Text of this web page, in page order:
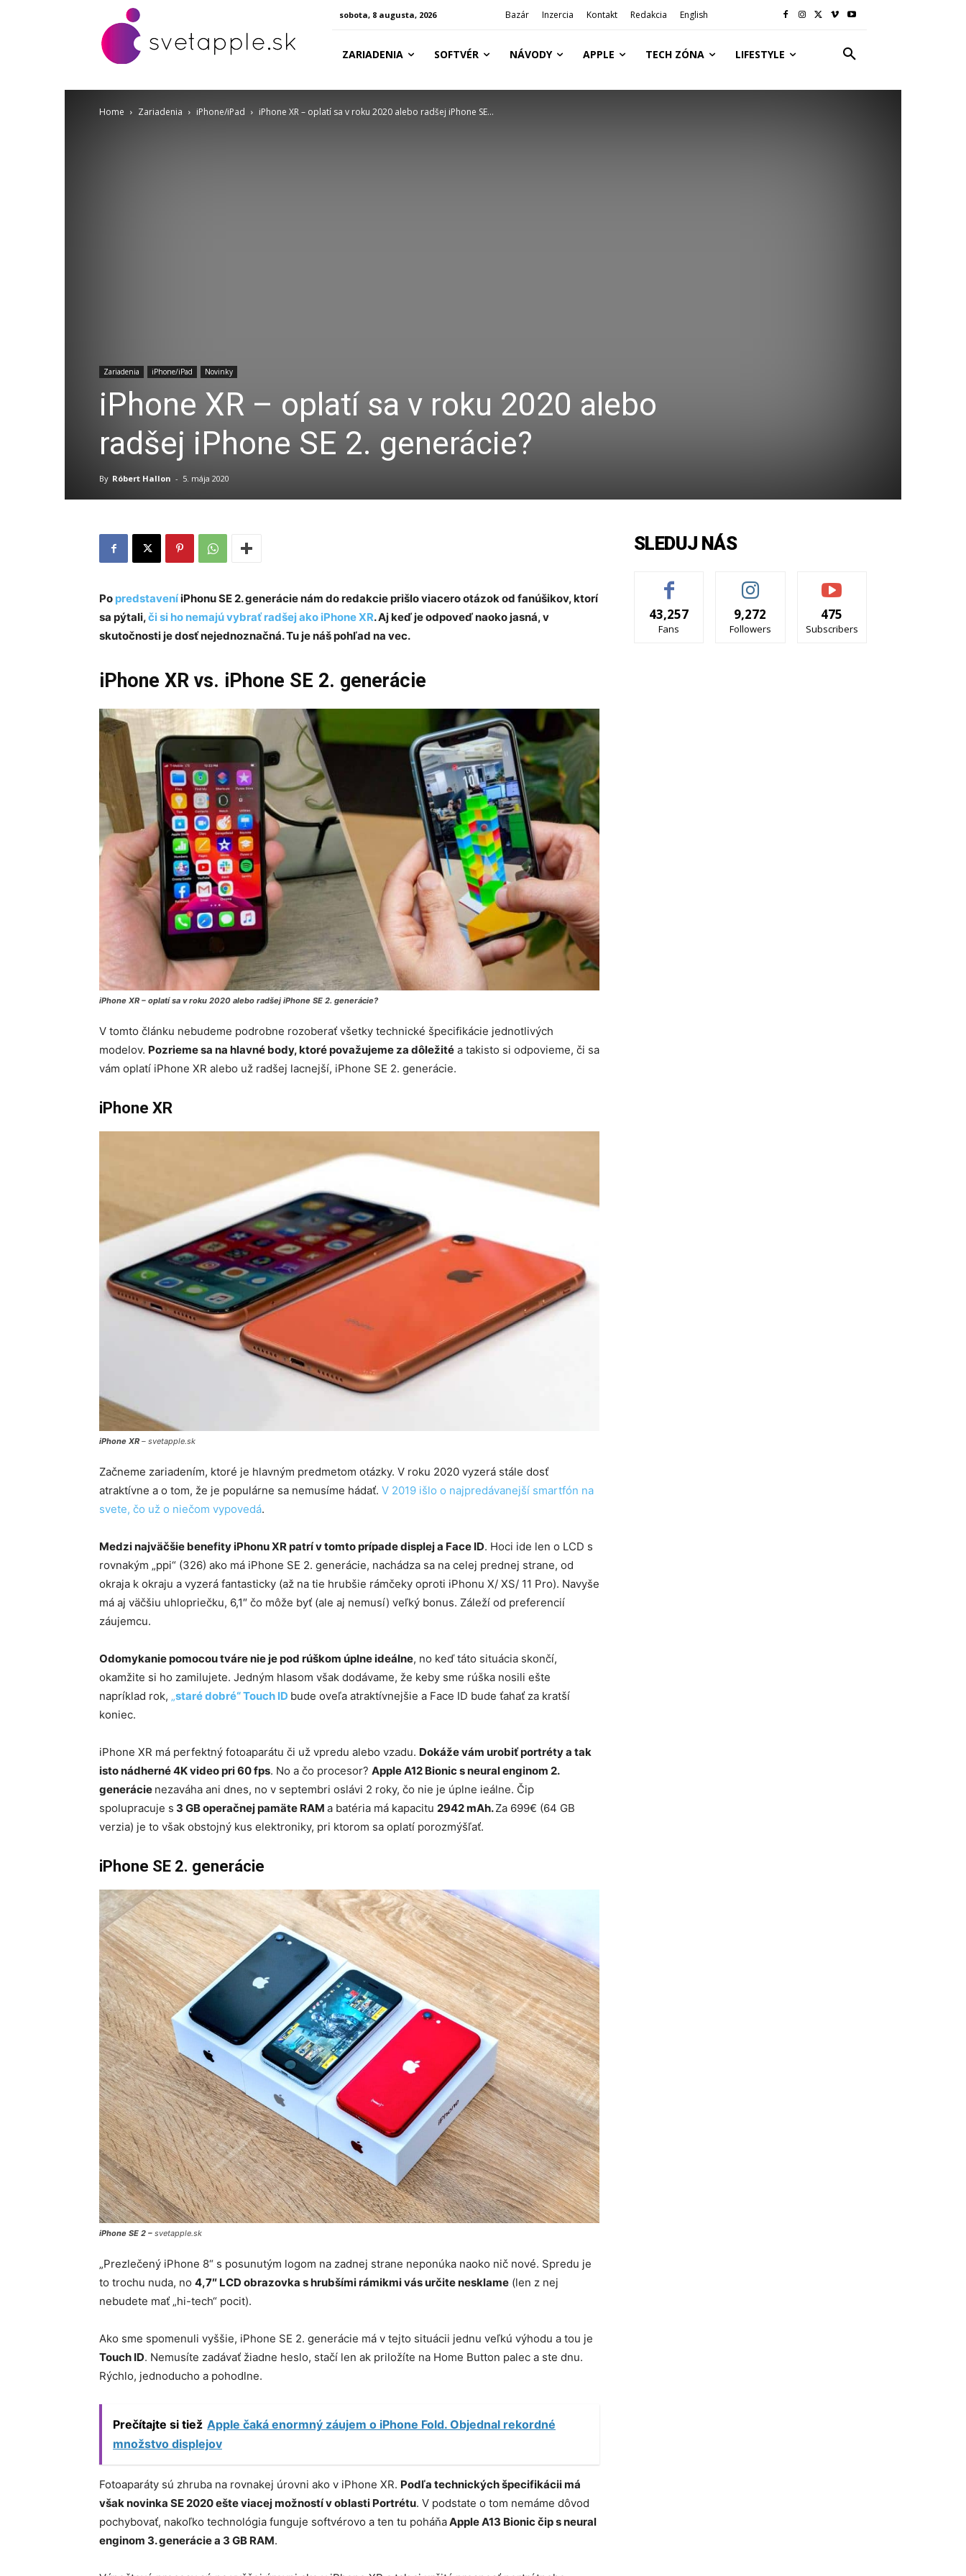
sobota, 8 augusta, 2026 Bazár Inzercia Kontakt Redakcia English
ZARIADENIA SOFTVÉR NÁVODY APPLE TECH ZÓNA LIFESTYLE
Home Zariadenia iPhone/iPad iPhone XR – oplatí sa v roku 2020 alebo radšej iPhone SE...
Zariadenia iPhone/iPad Novinky
iPhone XR – oplatí sa v roku 2020 alebo
radšej iPhone SE 2. generácie?
By Róbert Hallon - 5. mája 2020
Po predstaveníiPhonu SE 2. generácie nám do redakcie prišlo viacero otázok od fanúšikov, ktorí
sa pýtali,či si ho nemajú vybrať radšej ako iPhone XR. Aj keď je odpoveď naoko jasná, v
skutočnosti je dosť nejednoznačná. Tu je náš pohľad na vec.
iPhone XR vs. iPhone SE 2. generácie
iPhone XR – oplatí sa v roku 2020 alebo radšej iPhone SE 2. generácie?
V tomto článku nebudeme podrobne rozoberať všetky technické špecifikácie jednotlivých
modelov. Pozrieme sa na hlavné body, ktoré považujeme za dôležité a takisto si odpovieme, či sa
vám oplatí iPhone XR alebo už radšej lacnejší, iPhone SE 2. generácie.
iPhone XR
iPhone XR – svetapple.sk
Začneme zariadením, ktoré je hlavným predmetom otázky. V roku 2020 vyzerá stále dosť
atraktívne a o tom, že je populárne sa nemusíme hádať. V 2019 išlo o najpredávanejší smartfón na
svete, čo už o niečom vypovedá.
Medzi najväčšie benefity iPhonu XR patrí v tomto prípade displej a Face ID. Hoci ide len o LCD s
rovnakým „ppi“ (326) ako má iPhone SE 2. generácie, nachádza sa na celej prednej strane, od
okraja k okraju a vyzerá fantasticky (až na tie hrubšie rámčeky oproti iPhonu X/ XS/ 11 Pro). Navyše
má aj väčšiu uhlopriečku, 6,1″ čo môže byť (ale aj nemusí) veľký bonus. Záleží od preferencií
záujemcu.
Odomykanie pomocou tváre nie je pod rúškom úplne ideálne, no keď táto situácia skončí,
okamžite si ho zamilujete. Jedným hlasom však dodávame, že keby sme rúška nosili ešte
napríklad rok, „staré dobré“ Touch ID bude oveľa atraktívnejšie a Face ID bude ťahať za kratší
koniec.
iPhone XR má perfektný fotoaparátu či už vpredu alebo vzadu. Dokáže vám urobiť portréty a tak
isto nádherné 4K video pri 60 fps. No a čo procesor? Apple A12 Bionic s neural enginom 2.
generácie nezaváha ani dnes, no v septembri oslávi 2 roky, čo nie je úplne ieálne. Čip
spolupracuje s 3 GB operačnej pamäte RAM a batéria má kapacitu 2942 mAh.Za 699€ (64 GB
verzia) je to však obstojný kus elektroniky, pri ktorom sa oplatí porozmýšľať.
iPhone SE 2. generácie
iPhone SE 2 – svetapple.sk
„Prezlečený iPhone 8“ s posunutým logom na zadnej strane neponúka naoko nič nové. Spredu je
to trochu nuda, no 4,7″ LCD obrazovka s hrubšími rámikmi vás určite nesklame (len z nej
nebudete mať „hi-tech“ pocit).
Ako sme spomenuli vyššie, iPhone SE 2. generácie má v tejto situácii jednu veľkú výhodu a tou je
Touch ID. Nemusíte zadávať žiadne heslo, stačí len ak priložíte na Home Button palec a ste dnu.
Rýchlo, jednoducho a pohodlne.
Prečítajte si tiež Apple čaká enormný záujem o iPhone Fold. Objednal rekordné
množstvo displejov
Fotoaparáty sú zhruba na rovnakej úrovni ako v iPhone XR. Podľa technických špecifikácii má
však novinka SE 2020 ešte viacej možností v oblasti Portrétu. V podstate o tom nemáme dôvod
pochybovať, nakoľko technológia funguje softvérovo a ten tu poháňaApple A13 Bionic čip s neural
enginom 3. generácie a 3 GB RAM.
SLEDUJ NÁS
43,257
Fans
9,272
Followers
475
Subscribers